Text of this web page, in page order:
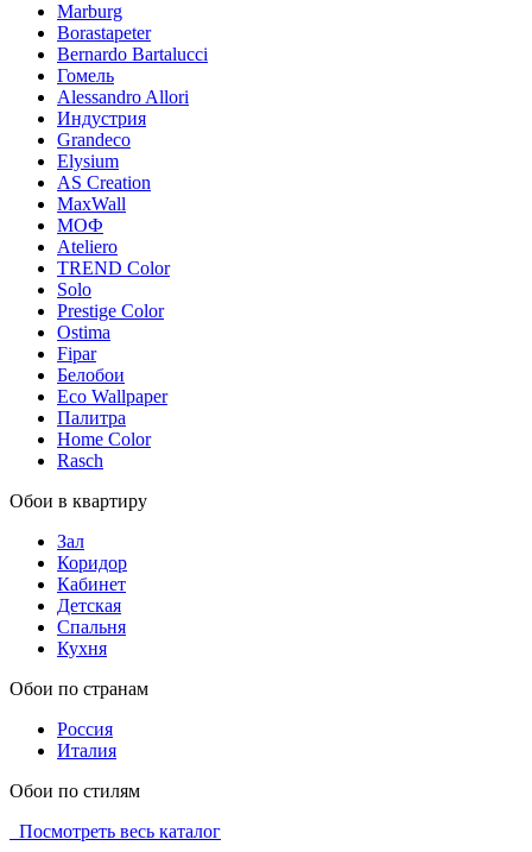
Marburg
Borastapeter
Bernardo Bartalucci
Гомель
Alessandro Allori
Индустрия
Grandeco
Elysium
AS Creation
MaxWall
МОФ
Ateliero
TREND Color
Solo
Prestige Color
Ostima
Fipar
Белобои
Eco Wallpaper
Палитра
Home Color
Rasch
Обои в квартиру
Зал
Коридор
Кабинет
Детская
Спальня
Кухня
Обои по странам
Россия
Италия
Обои по стилям
Посмотреть весь каталог